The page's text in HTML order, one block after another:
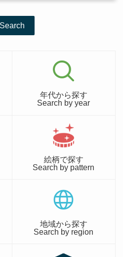
年代から探す
Search by year
絵柄で探す
Search by pattern
地域から探す
Search by region